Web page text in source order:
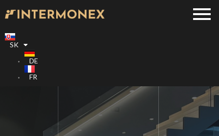
SK
DE
FR